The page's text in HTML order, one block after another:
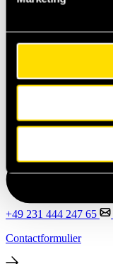
+49 231 444 247 65
Contactformulier